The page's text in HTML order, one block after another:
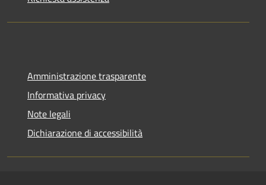
Amministrazione trasparente
Informativa privacy
Note legali
Dichiarazione di accessibilità